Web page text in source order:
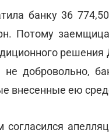
банку 36
Потому
решения
добровольно,
внесенные ею